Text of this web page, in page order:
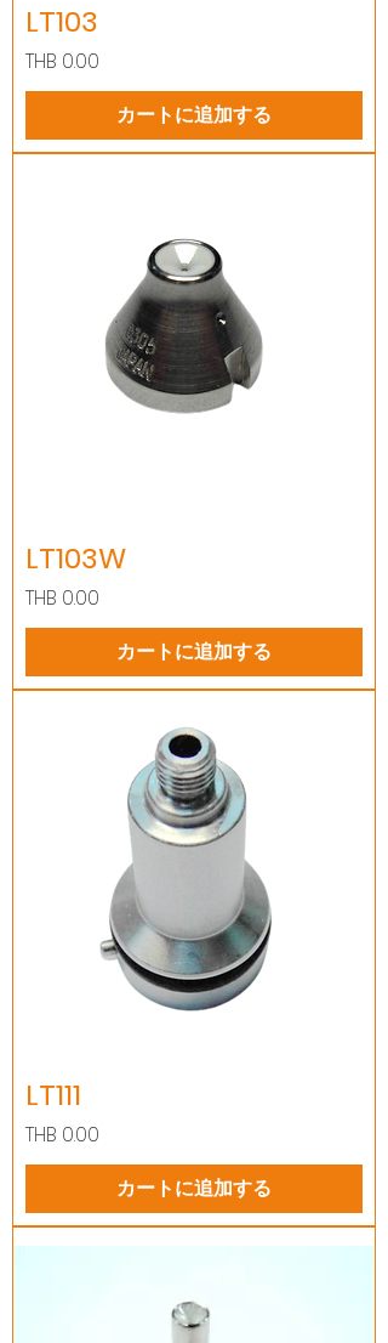
LT103
価格
THB 0.00
カートに追加する
LT103W
価格
THB 0.00
カートに追加する
LT111
価格
THB 0.00
カートに追加する